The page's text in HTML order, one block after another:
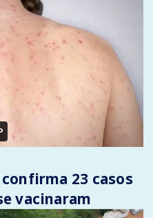
23 casos
vacinaram